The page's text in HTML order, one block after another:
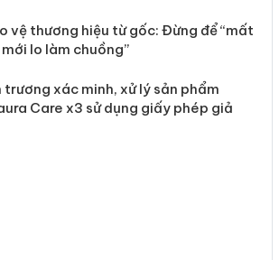
Bảo vệ thương hiệu từ gốc: Đừng để
“mất bò mới lo làm chuồng”